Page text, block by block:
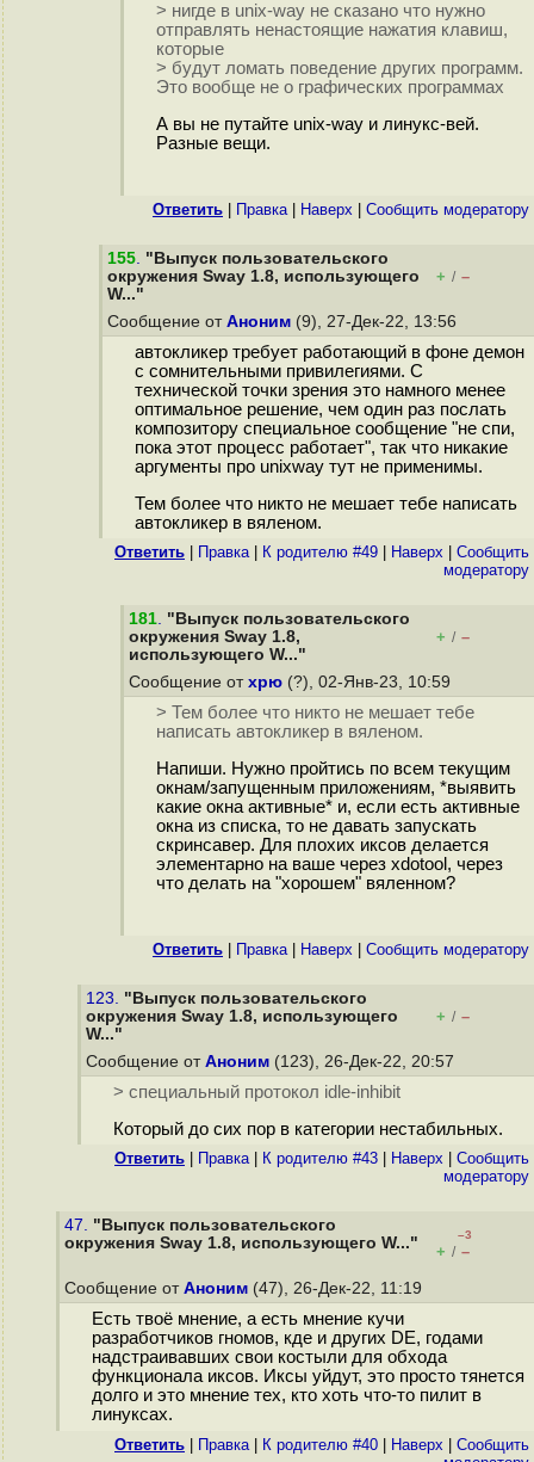
> нигде в unix-way не сказано что нужно
отправлять ненастоящие нажатия клавиш,
которые
> будут ломать поведение других программ.
Это вообще не о графических программах
А вы не путайте unix-way и линукс-вей.
Разные вещи.
Ответить Правка| Наверх Cообщить модератору
155. "Выпуск пользовательского
окружения Sway 1.8, использующего
W..."
+ / –
Сообщение от Аноним (9), 27-Дек-22, 13:56
автокликер требует работающий в фоне демон
с сомнительными привилегиями. С
технической точки зрения это намного менее
оптимальное решение, чем один раз послать
композитору специальное сообщение "не спи,
пока этот процесс работает", так что никакие
аргументы про unixway тут не применимы.
Тем более что никто не мешает тебе написать
автокликер в вяленом.
Ответить Правка| К родителю #49 Наверх
Cообщить
модератору
181. "Выпуск пользовательского
окружения Sway 1.8,
использующего W..."
+ / –
Сообщение от хрю (?), 02-Янв-23, 10:59
> Тем более что никто не мешает тебе
написать автокликер в вяленом.
Напиши. Нужно пройтись по всем текущим
окнам/запущенным приложениям, *выявить
какие окна активные* и, если есть активные
окна из списка, то не давать запускать
скринсавер. Для плохих иксов делается
элементарно на ваше через xdotool, через
что делать на "хорошем" вяленном?
Ответить Правка| Наверх Cообщить модератору
123. "Выпуск пользовательского
окружения Sway 1.8, использующего
W..."
+ / –
Сообщение от Аноним (123), 26-Дек-22, 20:57
> специальный протокол idle-inhibit
Который до сих пор в категории нестабильных.
Ответить Правка| К родителю #43 Наверх
Cообщить
модератору
47. "Выпуск пользовательского
окружения Sway 1.8, использующего W..."
–3
+ / –
Сообщение от Аноним (47), 26-Дек-22, 11:19
Есть твоё мнение, а есть мнение кучи
разработчиков гномов, кде и других DE, годами
надстраивавших свои костыли для обхода
функционала иксов. Иксы уйдут, это просто тянется
долго и это мнение тех, кто хоть что-то пилит в
линуксах.
Ответить Правка| К родителю #40 Наверх
Cообщить